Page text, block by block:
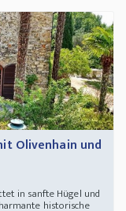
Olivenhain und
in sanfte Hügel und
historische